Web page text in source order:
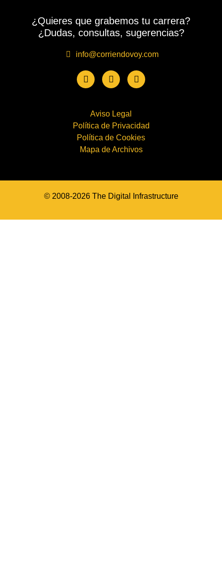
¿Quieres que grabemos tu carrera?
¿Dudas, consultas, sugerencias?
info@corriendovoy.com
Aviso Legal
Política de Privacidad
Política de Cookies
Mapa de Archivos
© 2008-2026 The Digital Infrastructure